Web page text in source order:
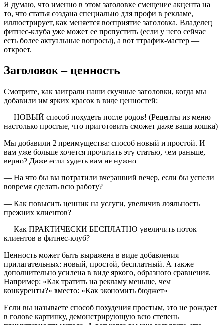
Я думаю, что именно в этом заголовке смещение акцента на
то, что статья создана специально для профи в рекламе,
иллюстрирует, как меняется восприятие заголовка. Владелец
фитнес-клуба уже может ее пропустить (если у него сейчас
есть более актуальные вопросы), а вот ттрафик-мастер —
откроет.
Заголовок – ценность
Смотрите, как заиграли наши скучные заголовки, когда мы
добавили им ярких красок в виде ценностей:
— НОВЫЙ способ похудеть после родов! (Рецепты из меню
настолько простые, что приготовить сможет даже ваша кошка)
Мы добавили 2 преимущества: способ новый и простой. И
вам уже больше хочется прочитать эту статью, чем раньше,
верно? Даже если худеть вам не нужно.
— На что бы вы потратили вчерашний вечер, если бы успели
вовремя сделать всю работу?
— Как повысить ценник на услуги, увеличив лояльность
прежних клиентов?
— Как ПРАКТИЧЕСКИ БЕСПЛАТНО увеличить поток
клиентов в фитнес-клуб?
Ценность может быть выражена в виде добавления
прилагательных: новый, простой, бесплатный. А также
дополнительно усилена в виде яркого, образного сравнения.
Например: «Как тратить на рекламу меньше, чем
конкуренты?» вместо: «Как экономить бюджет»
Если вы называете способ похудения простым, это не рождает
в голове картинку, демонстрирующую всю степень